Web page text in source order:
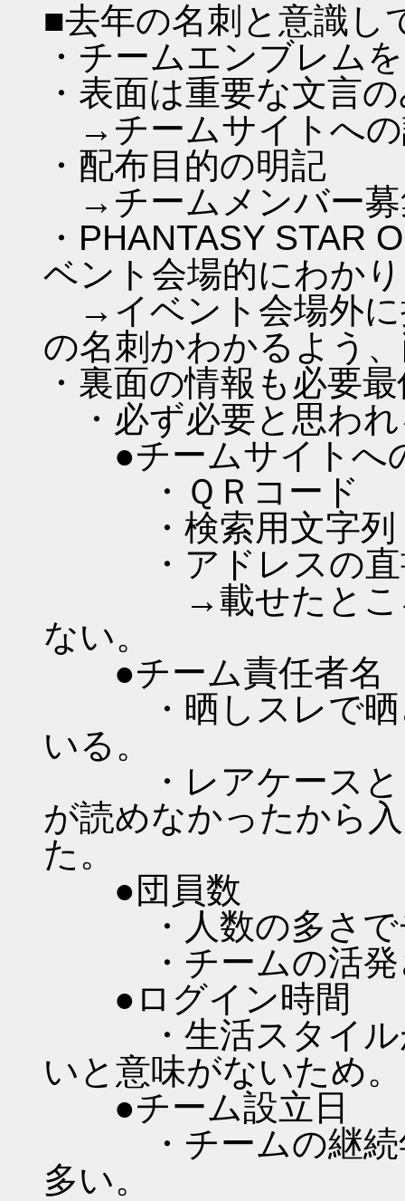
■去年の名刺と意識し
・チームエンブレム
・表面は重要な文言
→チームサイトへの
・配布目的の明記
→チームメンバー募
・PHANTASY STAR
ベント会場的にわか
→イベント会場外に
の名刺かわかるよう
・裏面の情報も必要
・必ず必要と思わ
●チームサイトへ
・ＱＲコード
・検索用文字列
・アドレスの直書
→載せたところ
ない。
●チーム責任者名
・晒しスレで晒さ
いる。
・レアケースとし
が読めなかったから
た。
●団員数
・人数の多さでチ
・チームの活発
●ログイン時間
・生活スタイルが
いと意味がないため。
●チーム設立日
・チームの継続年
多い。